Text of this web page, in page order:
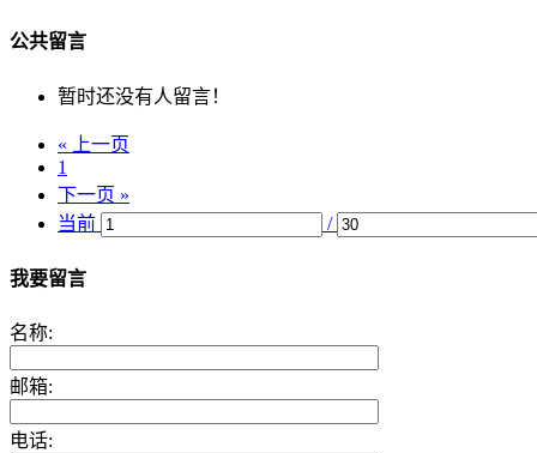
公共留言
暂时还没有人留言！
« 上一页
1
下一页 »
当前
/
我要留言
名称:
邮箱:
电话: